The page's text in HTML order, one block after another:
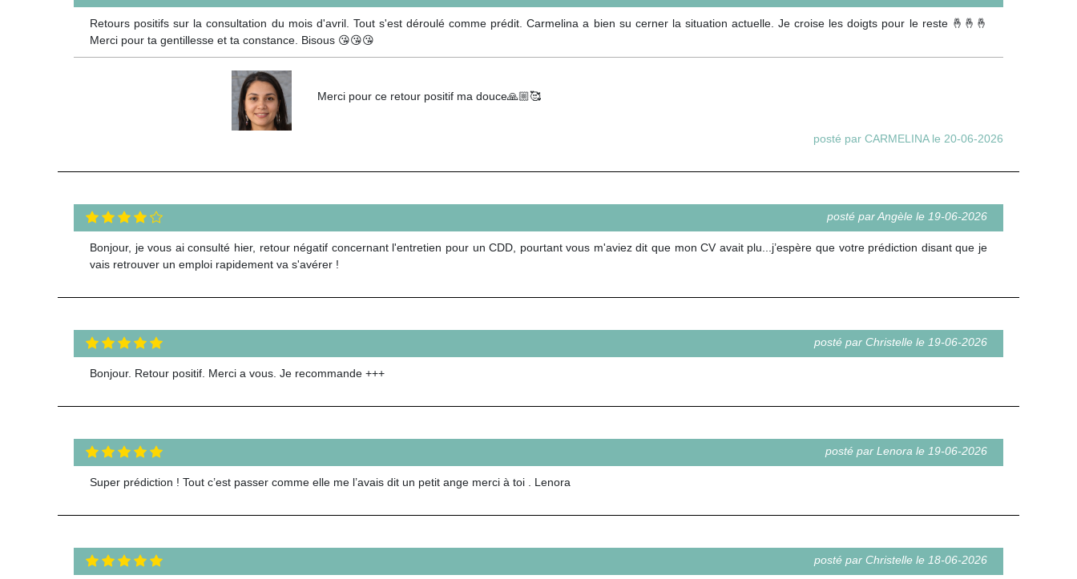
Retours positifs sur la consultation du mois d'avril. Tout s'est déroulé comme prédit. Carmelina a bien su cerner la situation actuelle. Je croise les doigts pour le reste 🤞🤞🤞
Merci pour ta gentillesse et ta constance. Bisous 😘😘😘
Merci pour ce retour positif ma douce🙏🏼🥰
posté par CARMELINA le 20-06-2026
posté par Angèle le 19-06-2026
Bonjour, je vous ai consulté hier, retour négatif concernant l'entretien pour un CDD, pourtant vous m'aviez dit que mon CV avait plu...j’espère que votre prédiction disant que je
vais retrouver un emploi rapidement va s'avérer !
posté par Christelle le 19-06-2026
Bonjour. Retour positif. Merci a vous. Je recommande +++
posté par Lenora le 19-06-2026
Super prédiction ! Tout c’est passer comme elle me l’avais dit un petit ange merci à toi . Lenora
posté par Christelle le 18-06-2026